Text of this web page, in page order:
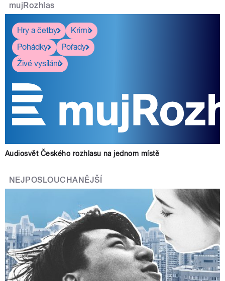
mujRozhlas
Hry a četby
Krimi
Pohádky
Pořady
Živé vysílání
Audiosvět Českého rozhlasu na jednom místě
NEJPOSLOUCHANĚJŠÍ